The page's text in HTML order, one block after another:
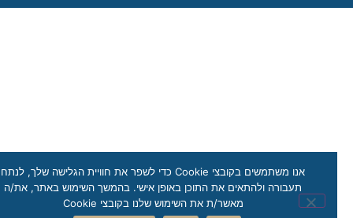
אנו משתמשים בקובצי Cookie כדי לשפר את חוויית הגלישה שלך, לנתח
תעבורה ולהתאים את התוכן באופן אישי. בהמשך השימוש באתר, את/ה
מאשר/ת את השימוש שלנו בקובצי Cookie